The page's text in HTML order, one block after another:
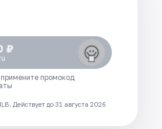
₽
промокод
Действует до 31 августа 2026